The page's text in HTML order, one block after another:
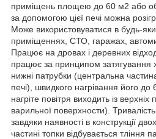
приміщень площею до 60 м2 або
за допомогою цієї печі можна
Може використовуватися в будь-
приміщеннях, СТО, гаражах,
Працює на дровах і деревних
працює за принципом затягування
нижні патрубки (центральна
печі), швидкого нагрівання його до
нагріте повітря виходить із верхніх
варильної поверхности).
завдяки наявності в конструкції
частині топки відбувається тління